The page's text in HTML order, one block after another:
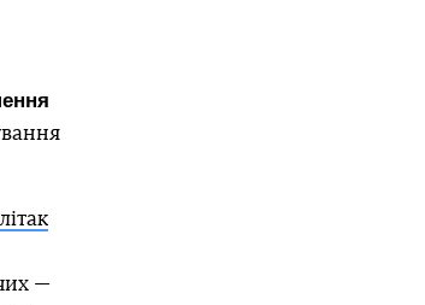
—